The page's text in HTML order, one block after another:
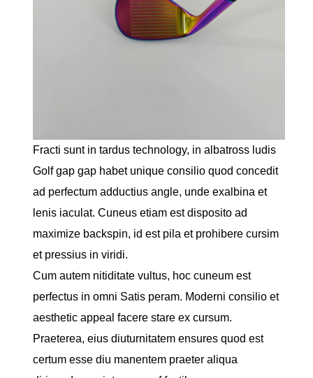
Fracti sunt in tardus technology, in albatross ludis
Golf gap gap habet unique consilio quod concedit
ad perfectum adductius angle, unde exalbina et
lenis iaculat. Cuneus etiam est disposito ad
maximize backspin, id est pila et prohibere cursim
et pressius in viridi.
Cum autem nitiditate vultus, hoc cuneum est
perfectus in omni Satis peram. Moderni consilio et
aesthetic appeal facere stare ex cursum.
Praeterea, eius diuturnitatem ensures quod est
certum esse diu manentem praeter aliqua